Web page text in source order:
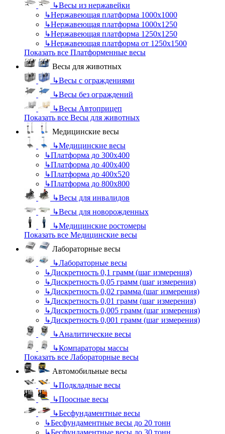
↳Весы из нержавейки
↳Нержавеющая платформа 1000х1000
↳Нержавеющая платформа 1000х1250
↳Нержавеющая платформа 1250х1250
↳Нержавеющая платформа от 1250х1500
Показать все Платформенные весы
Весы для животных
↳Весы с ограждениями
↳Весы без ограждений
↳Весы Автоприцеп
Показать все Весы для животных
Медицинские весы
↳Медицинские весы
↳Платформа до 300х400
↳Платформа до 400х400
↳Платформа до 400х520
↳Платформа до 800х800
↳Весы для инвалидов
↳Весы для новорожденных
↳Медицинские ростомеры
Показать все Медицинские весы
Лабораторные весы
↳Лабораторные весы
↳Дискретность 0,1 грамм (шаг измерения)
↳Дискретность 0,05 грамм (шаг измерения)
↳Дискретность 0,02 грамма (шаг измерения)
↳Дискретность 0,01 грамм (шаг измерения)
↳Дискретность 0,005 грамм (шаг измерения)
↳Дискретность 0,001 грамм (шаг измерения)
↳Аналитические весы
↳Компараторы массы
Показать все Лабораторные весы
Автомобильные весы
↳Подкладные весы
↳Поосные весы
↳Бесфундаментные весы
↳Бесфундаментные весы до 20 тонн
↳Бесфундаментные весы до 30 тонн